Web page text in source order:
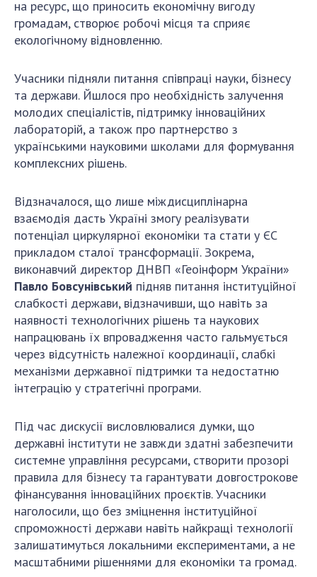
на ресурс, що приносить економічну вигоду
громадам, створює робочі місця та сприяє
екологічному відновленню.
Учасники підняли питання співпраці науки, бізнесу
та держави. Йшлося про необхідність залучення
молодих спеціалістів, підтримку інноваційних
лабораторій, а також про партнерство з
українськими науковими школами для формування
комплексних рішень.
Відзначалося, що лише міждисциплінарна
взаємодія дасть Україні змогу реалізувати
потенціал циркулярної економіки та стати у ЄС
прикладом сталої трансформації. Зокрема,
виконавчий директор ДНВП «Геоінформ України»
Павло Бовсунівський підняв питання інституційної
слабкості держави, відзначивши, що навіть за
наявності технологічних рішень та наукових
напрацювань їх впровадження часто гальмується
через відсутність належної координації, слабкі
механізми державної підтримки та недостатню
інтеграцію у стратегічні програми.
Під час дискусії висловлювалися думки, що
державні інститути не завжди здатні забезпечити
системне управління ресурсами, створити прозорі
правила для бізнесу та гарантувати довгострокове
фінансування інноваційних проєктів. Учасники
наголосили, що без зміцнення інституційної
спроможності держави навіть найкращі технології
залишатимуться локальними експериментами, а не
масштабними рішеннями для економіки та громад.